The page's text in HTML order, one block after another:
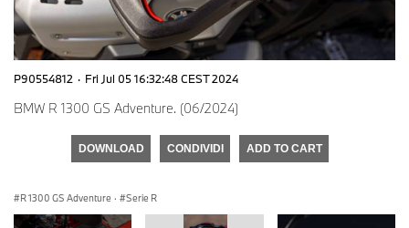
P90554812 · Fri Jul 05 16:32:48 CEST 2024
BMW R 1300 GS Adventure. (06/2024)
DOWNLOAD CONDIVIDI ADD TO CART
R 1300 GS Adventure · Serie R